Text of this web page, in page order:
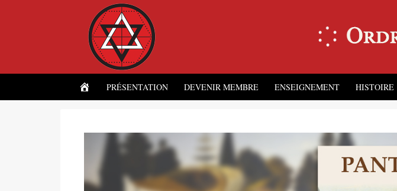
ACCUEIL
PRÉSENTATION DEVENIR MEMBRE ENSEIGNEMENT HISTOIRE